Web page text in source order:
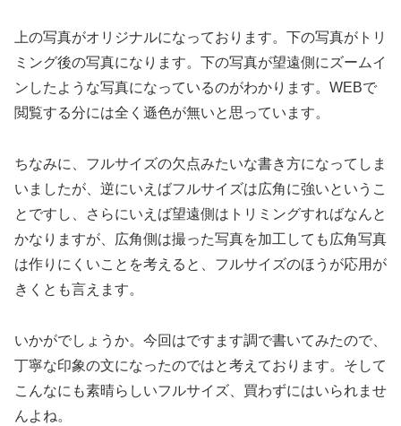
上の写真がオリジナルになっております。下の写真がトリ
ミング後の写真になります。下の写真が望遠側にズームイ
ンしたような写真になっているのがわかります。WEBで
閲覧する分には全く遜色が無いと思っています。
ちなみに、フルサイズの欠点みたいな書き方になってしま
いましたが、逆にいえばフルサイズは広角に強いというこ
とですし、さらにいえば望遠側はトリミングすればなんと
かなりますが、広角側は撮った写真を加工しても広角写真
は作りにくいことを考えると、フルサイズのほうが応用が
きくとも言えます。
いかがでしょうか。今回はですます調で書いてみたので、
丁寧な印象の文になったのではと考えております。そして
こんなにも素晴らしいフルサイズ、買わずにはいられませ
んよね。